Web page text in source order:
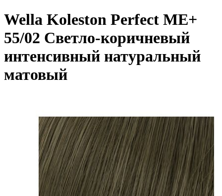
Wella Koleston Perfect ME+
55/02 Светло-коричневый
интенсивный натуральный
матовый